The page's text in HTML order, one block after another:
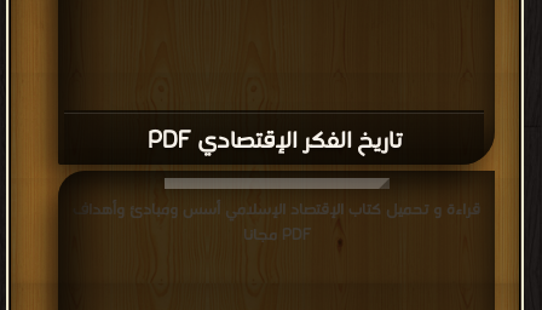
تاريخ الفكر الإقتصادي PDF
قراءة و تحميل كتاب الإقتصاد الإسلامي أسس ومبادئ وأهداف
PDF مجانا